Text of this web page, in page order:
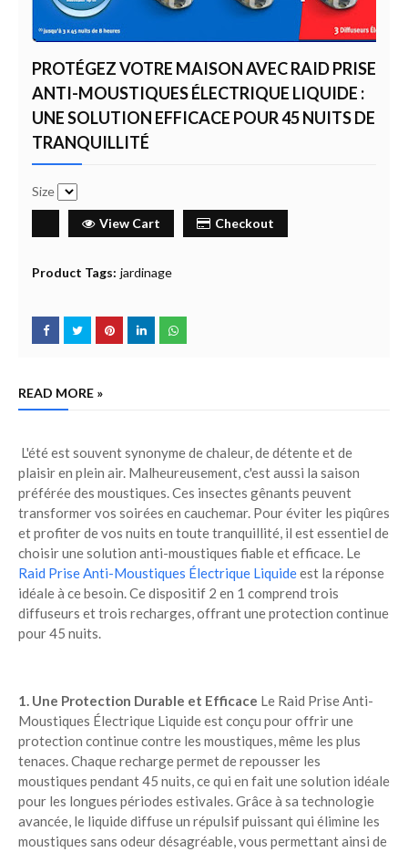
PROTÉGEZ VOTRE MAISON AVEC RAID PRISE
ANTI-MOUSTIQUES ÉLECTRIQUE LIQUIDE :
UNE SOLUTION EFFICACE POUR 45 NUITS DE
TRANQUILLITÉ
Size
View Cart Checkout
Product Tags: jardinage
READ MORE »
L'été est souvent synonyme de chaleur, de détente et de
plaisir en plein air. Malheureusement, c'est aussi la saison
préférée des moustiques. Ces insectes gênants peuvent
transformer vos soirées en cauchemar. Pour éviter les piqûres
et profiter de vos nuits en toute tranquillité, il est essentiel de
choisir une solution anti-moustiques fiable et efficace. Le
Raid Prise Anti-Moustiques Électrique Liquideest la réponse
idéale à ce besoin. Ce dispositif 2 en 1 comprend trois
diffuseurs et trois recharges, offrant une protection continue
pour 45 nuits.
1. Une Protection Durable et Efficace Le Raid Prise Anti-
Moustiques Électrique Liquide est conçu pour offrir une
protection continue contre les moustiques, même les plus
tenaces. Chaque recharge permet de repousser les
moustiques pendant 45 nuits, ce qui en fait une solution idéale
pour les longues périodes estivales. Grâce à sa technologie
avancée, le liquide diffuse un répulsif puissant qui élimine les
moustiques sans odeur désagréable, vous permettant ainsi de